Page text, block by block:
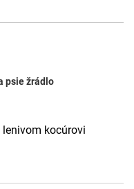
psie žrádlo
kocúrovi